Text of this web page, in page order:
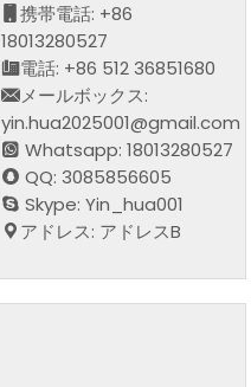
携帯電話: +86
18013280527
電話: +86 512 36851680
メールボックス:
yin.hua2025001@gmail.com
Whatsapp: 18013280527
QQ: 3085856605
Skype: Yin_hua001
アドレス: アドレスB